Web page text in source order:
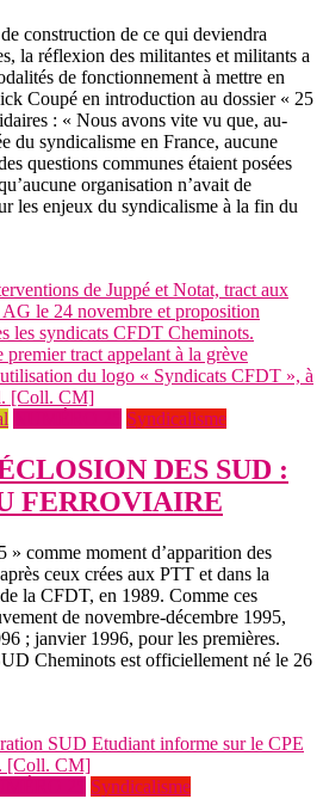
construction de ce qui deviendra
la réflexion des militantes et militants a
de fonctionnement à mettre en
Coupé en introduction au dossier « 25
: « Nous avons vite vu que, au-
du syndicalisme en France, aucune
questions communes étaient posées
organisation n’avait de
les enjeux du syndicalisme à la fin du
Syndicalisme
DES SUD :
FERROVIAIRE
» comme moment d’apparition des
ceux crées aux PTT et dans la
la CFDT, en 1989. Comme ces
de novembre-décembre 1995,
; janvier 1996, pour les premières.
Cheminots est officiellement né le 26
Syndicalisme